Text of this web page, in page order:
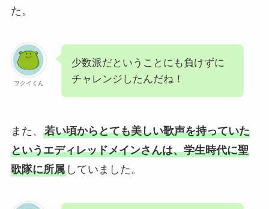
た。
フクイくん
少数派だということにも負けずに
チャレンジしたんだね！
また、 若い頃からとても美しい歌声を持っていた
というエディレッドメインさんは、学生時代に聖
歌隊に所属していました。